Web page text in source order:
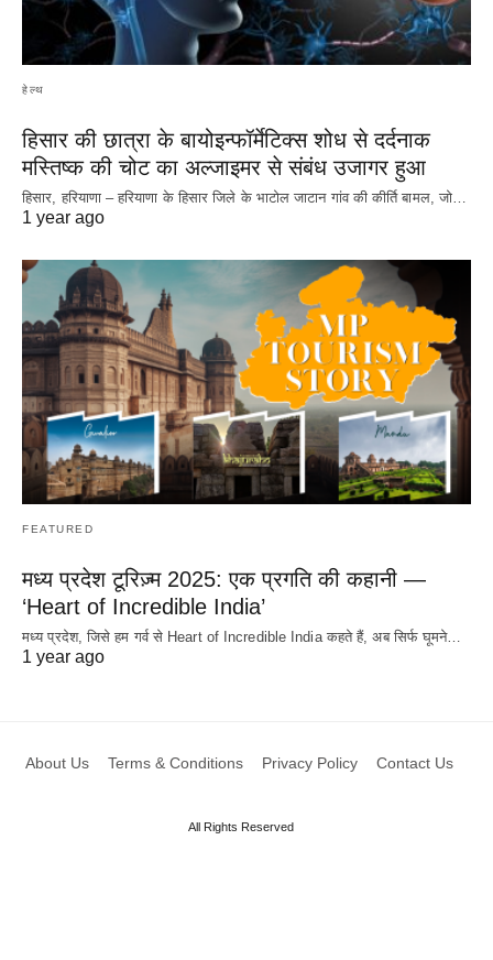
हेल्थ
हिसार की छात्रा के बायोइन्फॉर्मेटिक्स शोध से दर्दनाक
मस्तिष्क की चोट का अल्जाइमर से संबंध उजागर हुआ
हिसार, हरियाणा – हरियाणा के हिसार जिले के भाटोल जाटान गांव की कीर्ति बामल, जो…
1 year ago
FEATURED
मध्य प्रदेश टूरिज़्म 2025: एक प्रगति की कहानी —
‘Heart of Incredible India’
मध्य प्रदेश, जिसे हम गर्व से Heart of Incredible India कहते हैं, अब सिर्फ घूमने…
1 year ago
About Us Terms & Conditions Privacy Policy Contact Us
All Rights Reserved